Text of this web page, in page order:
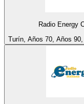
Radio Energy
Turín, Años 70, Años